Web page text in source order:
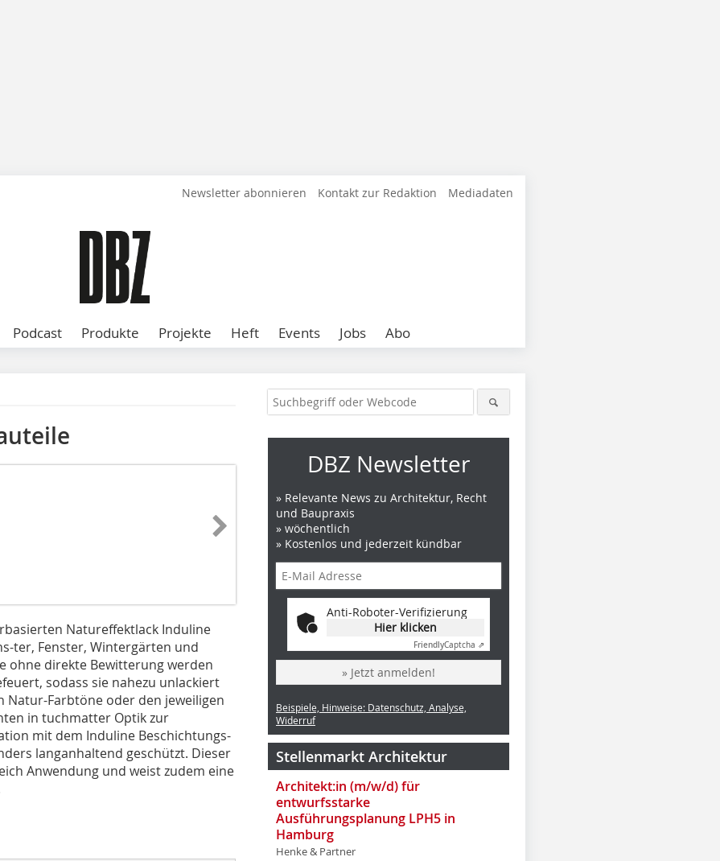
Newsletter abonnieren Kontakt zur Redaktion Mediadaten
Podcast Produkte Projekte Heft Events Jobs Abo
Natureffektlack Induline
ter, Fenster, Wintergärten und
ohne direkte Bewitterung werden
sodass sie nahezu unlackiert
Natur-Farbtöne oder den jeweiligen
in tuchmatter Optik zur
mit dem Induline Beschichtungs-
langanhaltend geschützt. Dieser
Anwendung und weist zudem eine
DBZ Newsletter
» Relevante News zu Architektur, Recht
und Baupraxis
» wöchentlich
» Kostenlos und jederzeit kündbar
Anti-Roboter-Verifizierung
Hier klicken
FriendlyCaptcha ⇗
» Jetzt anmelden!
Beispiele, Hinweise: Datenschutz, Analyse,
Widerruf
Stellenmarkt Architektur
Architekt:in (m/w/d) für
entwurfsstarke
Ausführungsplanung LPH5 in
Hamburg
Henke & Partner